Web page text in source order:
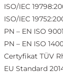
ISO/IEC
ISO/IEC
PN – EN ISO 9001
PN – EN ISO
Certyfikat TÜV
EU Standard